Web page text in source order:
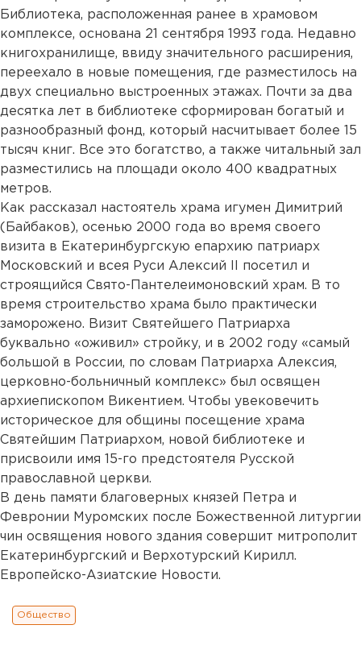
Библиотека, расположенная ранее в храмовом
комплексе, основана 21 сентября 1993 года. Недавно
книгохранилище, ввиду значительного расширения,
переехало в новые помещения, где разместилось на
двух специально выстроенных этажах. Почти за два
десятка лет в библиотеке сформирован богатый и
разнообразный фонд, который насчитывает более 15
тысяч книг. Все это богатство, а также читальный зал
разместились на площади около 400 квадратных
метров.
Как рассказал настоятель храма игумен Димитрий
(Байбаков), осенью 2000 года во время своего
визита в Екатеринбургскую епархию патриарх
Московский и всея Руси Алексий II посетил и
строящийся Свято-Пантелеимоновский храм. В то
время строительство храма было практически
заморожено. Визит Святейшего Патриарха
буквально «оживил» стройку, и в 2002 году «самый
большой в России, по словам Патриарха Алексия,
церковно-больничный комплекс» был освящен
архиепископом Викентием. Чтобы увековечить
историческое для общины посещение храма
Святейшим Патриархом, новой библиотеке и
присвоили имя 15-го предстоятеля Русской
православной церкви.
В день памяти благоверных князей Петра и
Февронии Муромских после Божественной литургии
чин освящения нового здания совершит митрополит
Екатеринбургский и Верхотурский Кирилл.
Европейско-Азиатские Новости.
Общество